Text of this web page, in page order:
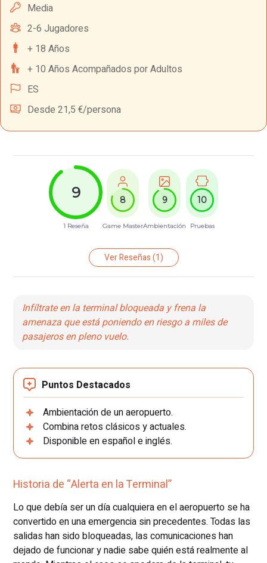
Media
2-6 Jugadores
+ 18 Años
+ 10 Años Acompañados por Adultos
ES
Desde 21,5 €/persona
9
1 Reseña
8
Game Master
9
Ambientación
10
Pruebas
Ver Reseñas(1)
Infíltrate en la terminal bloqueada y frena la
amenaza que está poniendo en riesgo a miles de
pasajeros en pleno vuelo.
Puntos Destacados
Ambientación de un aeropuerto.
Combina retos clásicos y actuales.
Disponible en español e inglés.
Historia de “Alerta en la Terminal”
Lo que debía ser un día cualquiera en el aeropuerto se ha
convertido en una emergencia sin precedentes. Todas las
salidas han sido bloqueadas, las comunicaciones han
dejado de funcionar y nadie sabe quién está realmente al